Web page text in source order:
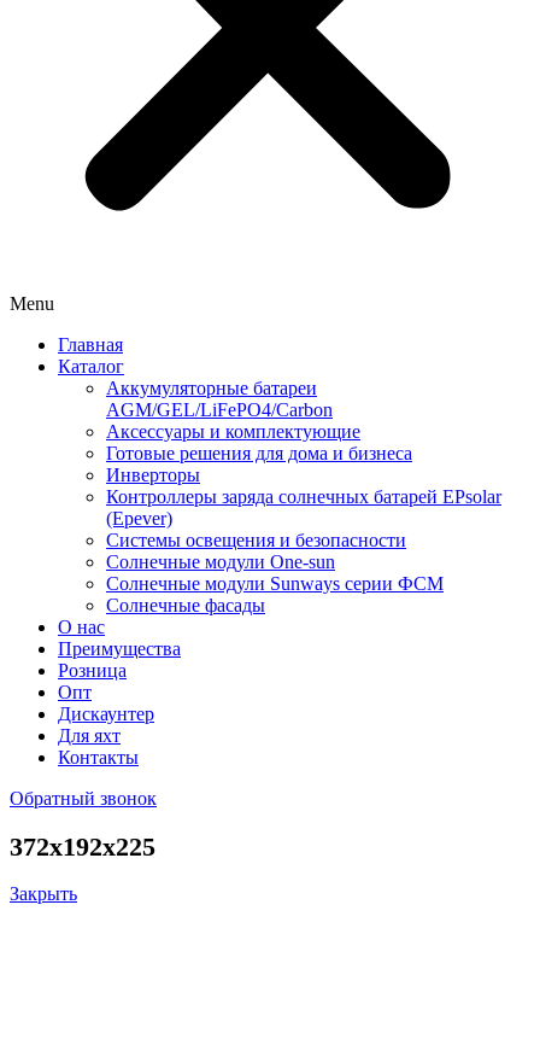
Menu
Главная
Каталог
Аккумуляторные батареи
AGM/GEL/LiFePO4/Carbon
Аксессуары и комплектующие
Готовые решения для дома и бизнеса
Инверторы
Контроллеры заряда солнечных батарей EPsolar
(Epever)
Системы освещения и безопасности
Солнечные модули One-sun
Солнечные модули Sunways серии ФСМ
Солнечные фасады
О нас
Преимущества
Розница
Опт
Дискаунтер
Для яхт
Контакты
Обратный звонок
372x192x225
Закрыть